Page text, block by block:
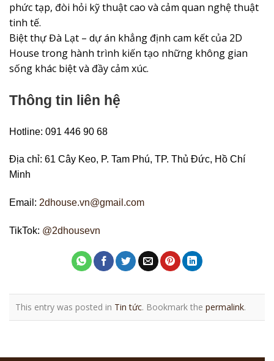
phức tạp, đòi hỏi kỹ thuật cao và cảm quan nghệ thuật
tinh tế.
Biệt thự Đà Lạt – dự án khẳng định cam kết của 2D
House trong hành trình kiến tạo những không gian
sống khác biệt và đầy cảm xúc.
Thông tin liên hệ
Hotline: 091 446 90 68
Địa chỉ: 61 Cây Keo, P. Tam Phú, TP. Thủ Đức, Hồ Chí
Minh
Email: 2dhouse.vn@gmail.com
TikTok: @2dhousevn
This entry was posted in Tin tức. Bookmark the permalink.